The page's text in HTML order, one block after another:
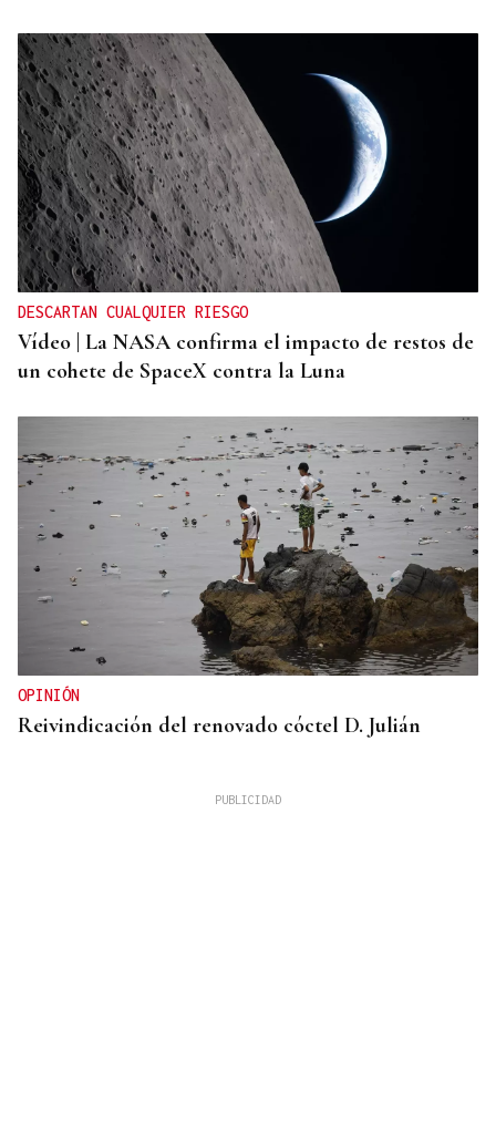
DESCARTAN CUALQUIER RIESGO
Vídeo | La NASA confirma el impacto de restos de
un cohete de SpaceX contra la Luna
OPINIÓN
Reivindicación del renovado cóctel D. Julián